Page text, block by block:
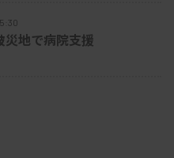
夜間などの待機手当は
、時間外解剖に従事し
災地で病院支援